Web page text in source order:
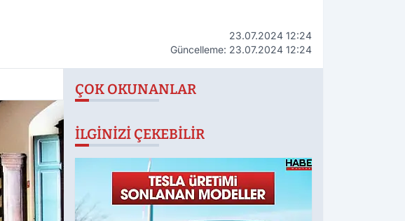
23.07.2024 12:24
Güncelleme: 23.07.2024 12:24
ÇOK OKUNANLAR
İLGINIZI ÇEKEBILIR